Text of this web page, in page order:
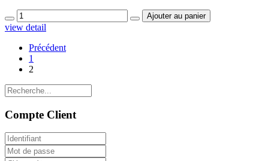
view detail
Précédent
1
2
Compte Client